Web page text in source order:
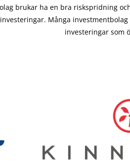
brukar ha en bra riskspridning
Många
investeringar som